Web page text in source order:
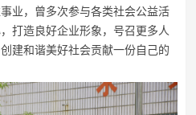
业，曾多次参与各类社会公益活
打造良好企业形象，号召更多人
建和谐美好社会贡献一份自己的